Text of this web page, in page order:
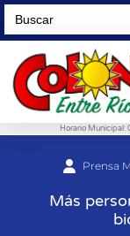
Search
for:
Horario Municipal:
Prensa
Más